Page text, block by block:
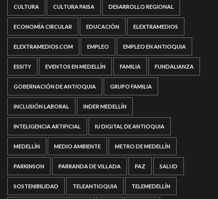
CULTURA CULTURA PAISA DESARROLLO REGIONAL
ECONOMÍA CIRCULAR EDUCACIÓN ELEXTRAMEDIOS
ELEXTRAMEDIOS.COM EMPLEO EMPLEO EN ANTIOQUIA
ESSITY EVENTOS EN MEDELLÍN FAMILIA FUNDALIANZA
GOBERNACIÓN DE ANTIOQUIA GRUPO FAMILIA
INCLUSIÓN LABORAL INDER MEDELLÍN
INTELIGENCIA ARTIFICIAL IU DIGITAL DE ANTIOQUIA
MEDELLÍN MEDIO AMBIENTE METRO DE MEDELLÍN
PARKINSON PARRANDA DE VILLADA PAZ SALUD
SOSTENIBILIDAD TELEANTIOQUIA TELEMEDELLÍN